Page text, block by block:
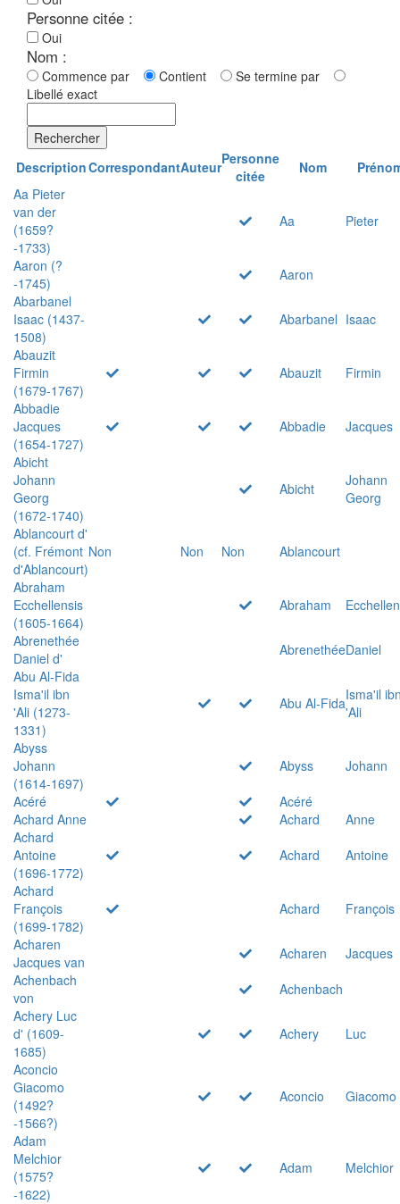
Personne citée :
Oui
Nom :
Commence par Contient
Se termine par
Libellé exact
Rechercher
DescriptionCorrespondantAuteurPersonne
citée
Nom
Aa Pieter
van der
(1659?
-1733)
Aa Pieter
Aaron (?
-1745)
Aaron
Abarbanel
Isaac (1437-
1508)
Abarbanel Isaac
Abauzit
Firmin
(1679-1767)
Abauzit
Firmin
Abbadie
Jacques
(1654-1727)
Abbadie
Jacques
Abicht
Johann
Georg
(1672-1740)
Abicht
Johann
Georg
Ablancourt d'
(cf. Frémont
d'Ablancourt)
Non Non Non
Ablancourt
Abraham
Ecchellensis
(1605-1664)
Abraham
Abrenethée
Daniel d'
AbrenethéeDaniel
Abu Al-Fida
Isma'il ibn
'Ali (1273-
1331)
Abu Al-FidaIsma'il
'Ali
Abyss
Johann
(1614-1697)
Abyss
Johann
Acéré
Acéré
Achard Anne
Achard
Anne
Achard
Antoine
(1696-1772)
Achard
Antoine
Achard
François
(1699-1782)
Achard
François
Acharen
Jacques van
Acharen
Jacques
Achenbach
von
Achenbach
Achery Luc
d' (1609-
1685)
Achery
Luc
Aconcio
Giacomo
(1492?
-1566?)
Aconcio Giacomo
Adam
Melchior
(1575?
-1622)
Adam Melchior